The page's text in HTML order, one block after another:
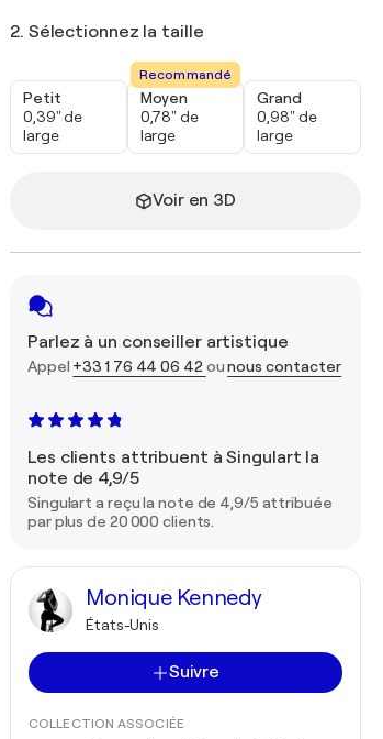
2. Sélectionnez la taille
Petit
0,39" de
large
Recommandé
Moyen
0,78" de
large
Grand
0,98" de
large
Voir en 3D
Parlez à un conseiller artistique
Appel +33 1 76 44 06 42 ounous contacter
Les clients attribuent à Singulart la
note de 4,9/5
Singulart a reçu la note de 4,9/5 attribuée
par plus de 20 000 clients.
Monique Kennedy
États-Unis
Suivre
COLLECTION ASSOCIÉE